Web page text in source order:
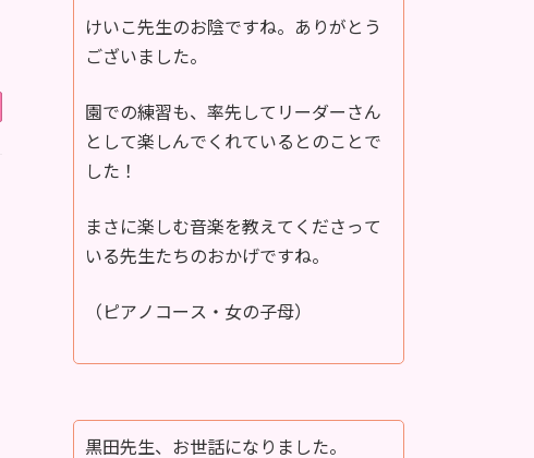
けいこ先生のお陰ですね。ありがとう
ございました。
園での練習も、率先してリーダーさん
として楽しんでくれているとのことで
した！
まさに楽しむ音楽を教えてくださって
いる先生たちのおかげですね。
（ピアノコース・女の子母）
黒田先生、お世話になりました。